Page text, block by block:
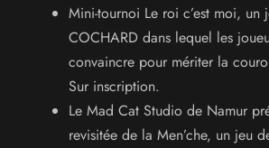
Mini-tournoi Le roi c’est moi, un
COCHARD dans lequel les
convaincre pour mériter la
Sur inscription.
Le Mad Cat Studio de Namur
revisitée de la Men’che, un jeu